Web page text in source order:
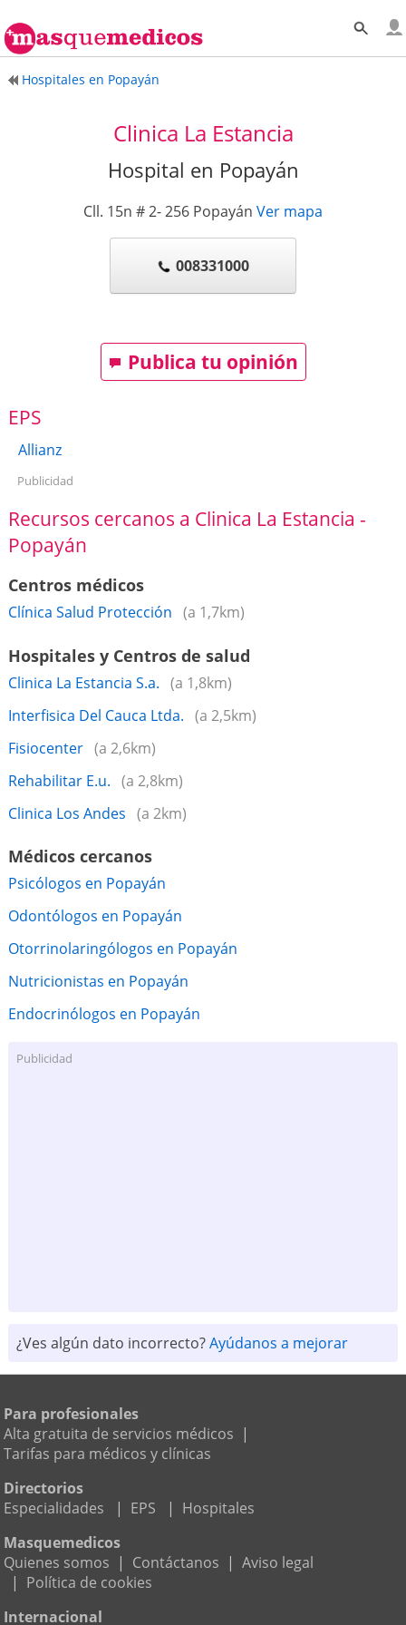
Hospitales en Popayán
Clinica La Estancia
Hospital en Popayán
Cll. 15n # 2- 256 Popayán Ver mapa
008331000
Publica tu opinión
EPS
Allianz
Publicidad
Recursos cercanos a Clinica La Estancia -
Popayán
Centros médicos
Clínica Salud Protección (a 1,7km)
Hospitales y Centros de salud
Clinica La Estancia S.a. (a 1,8km)
Interfisica Del Cauca Ltda. (a 2,5km)
Fisiocenter (a 2,6km)
Rehabilitar E.u. (a 2,8km)
Clinica Los Andes (a 2km)
Médicos cercanos
Psicólogos en Popayán
Odontólogos en Popayán
Otorrinolaringólogos en Popayán
Nutricionistas en Popayán
Endocrinólogos en Popayán
Publicidad
¿Ves algún dato incorrecto?Ayúdanos a mejorar
Para profesionales
Alta gratuita de servicios médicos |
Tarifas para médicos y clínicas
Directorios
Especialidades
| EPS | Hospitales
Masquemedicos
Quienes somos | Contáctanos | Aviso legal
| Política de cookies
Internacional